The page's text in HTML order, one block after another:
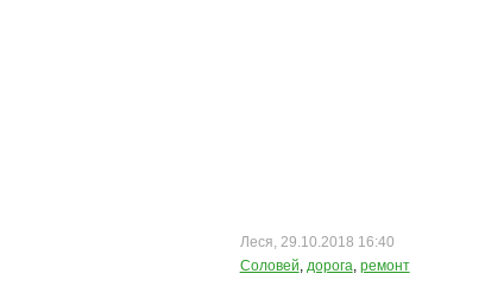
Леся, 29.10.2018 16:40
Соловей, дорога, ремонт